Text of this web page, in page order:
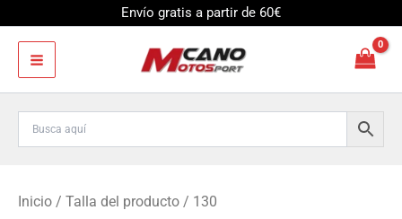
contenido
Envío gratis a partir de 60€
Inicio / Talla del producto / 130